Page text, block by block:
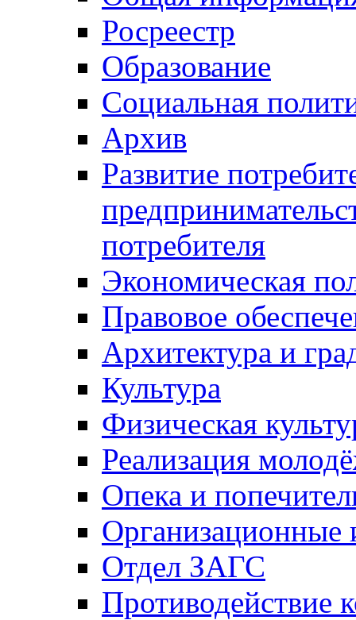
Росреестр
Образование
Социальная
Архив
Развитие
потребителя
Экономическая
Правовое
Архитектура и
Культура
Физическая
Реализация
Опека и
Отдел ЗАГС
Противодействие